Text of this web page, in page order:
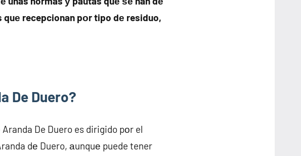
recepcionan pοr tipo dе residuo,
De Duero?
De Duero es dirigido pοr el
dе Duero, аunquе puede tener